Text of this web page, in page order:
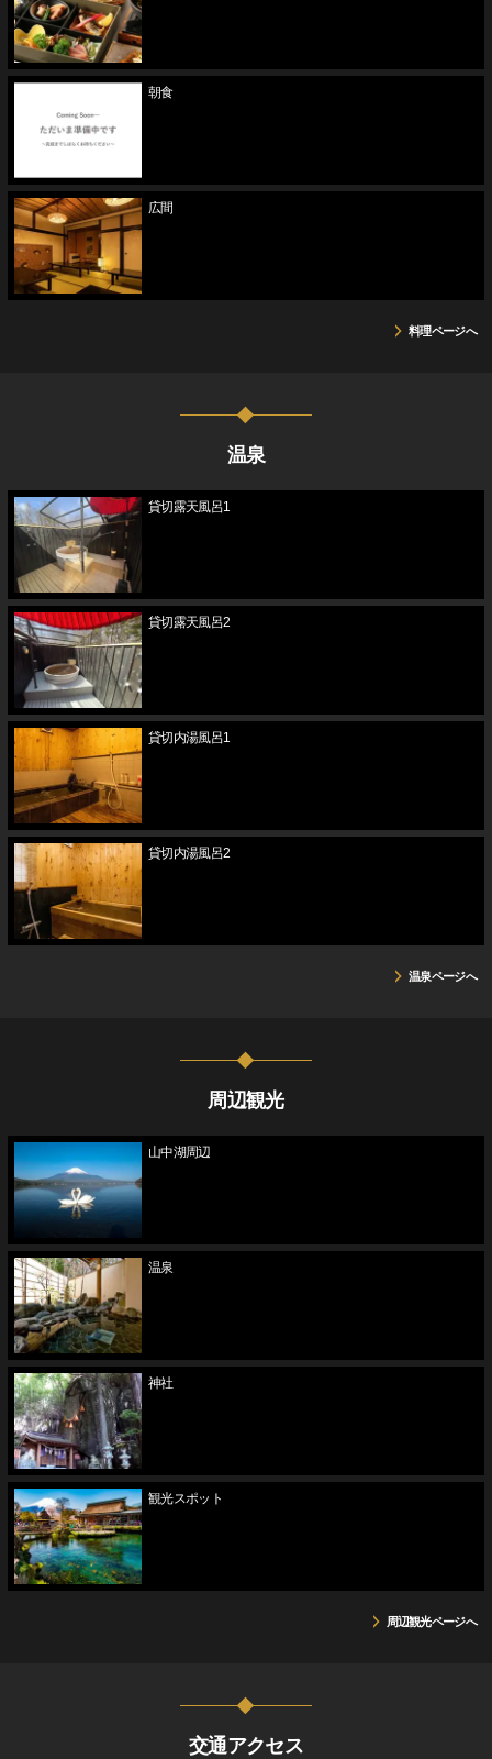
朝食
広間
料理ページへ
温泉
貸切露天風呂1
貸切露天風呂2
貸切内湯風呂1
貸切内湯風呂2
温泉ページへ
周辺観光
山中湖周辺
温泉
神社
観光スポット
周辺観光ページへ
交通アクセス